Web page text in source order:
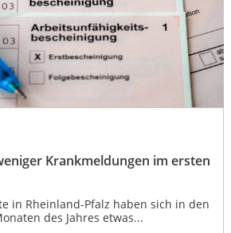
Krankmeldungen im ersten
in Rheinland-Pfalz haben sich in den
des Jahres etwas...